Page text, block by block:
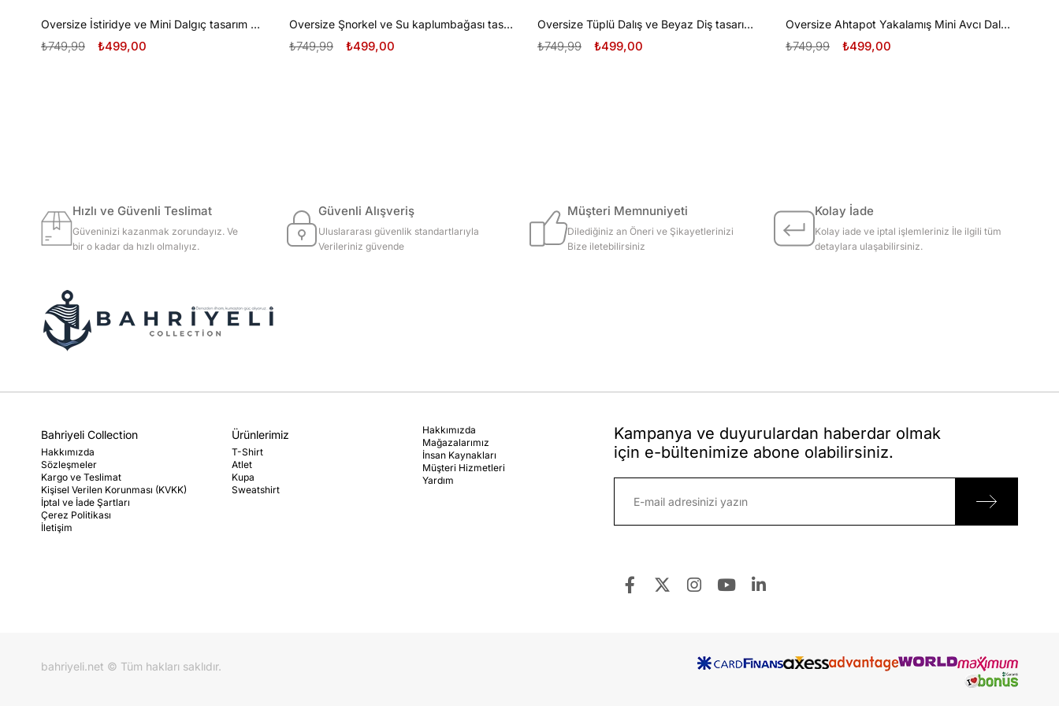
Oversize İstiridye ve Mini Dalgıç tasarım unisex T-shirt
₺499,00
₺749,99
Oversize Şnorkel ve Su kaplumbağası tasarım unisex T-shirt
₺499,00
₺749,99
Oversize Tüplü Dalış ve Beyaz Diş tasarım unisex T-shirt
₺499,00
₺749,99
Oversize Ahtapot Yakalamış Mini Avcı Dalgıç Tasarım unisex T-shirt
₺499,00
₺749,99
Hızlı ve Güvenli Teslimat
Güveninizi kazanmak zorundayız. Ve
bir o kadar da hızlı olmalıyız.
Güvenli Alışveriş
Uluslararası güvenlik standartlarıyla
Verileriniz güvende
Müşteri Memnuniyeti
Dilediğiniz an Öneri ve Şikayetlerinizi
Bize iletebilirsiniz
Kolay İade
Kolay iade ve iptal işlemleriniz İle ilgili tüm
detaylara ulaşabilirsiniz.
Bahriyeli Collection
Hakkımızda
Sözleşmeler
Kargo ve Teslimat
Kişisel Verilen Korunması (KVKK)
İptal ve İade Şartları
Çerez Politikası
İletişim
Ürünlerimiz
T-Shirt
Atlet
Kupa
Sweatshirt
Hakkımızda
Mağazalarımız
İnsan Kaynakları
Müşteri Hizmetleri
Yardım
Kampanya ve duyurulardan haberdar olmak
için e-bültenimize abone olabilirsiniz.
bahriyeli.net © Tüm hakları saklıdır.